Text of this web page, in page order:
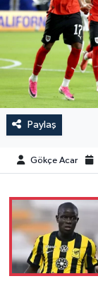
Paylaş
Gökçe Acar